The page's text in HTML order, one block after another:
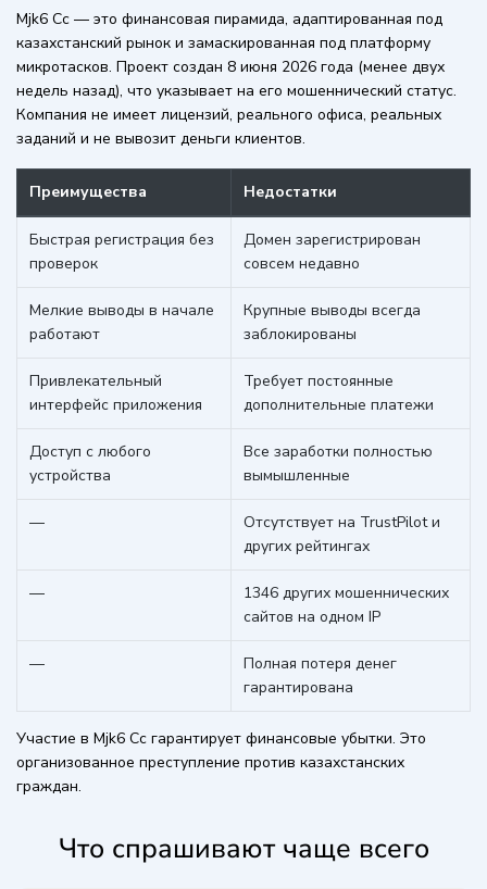
Mjk6 Cc — это финансовая пирамида, адаптированная под
казахстанский рынок и замаскированная под платформу
микротасков. Проект создан 8 июня 2026 года (менее двух
недель назад), что указывает на его мошеннический статус.
Компания не имеет лицензий, реального офиса, реальных
заданий и не вывозит деньги клиентов.
Преимущества Недостатки
Быстрая регистрация без
проверок
Домен зарегистрирован
совсем недавно
Мелкие выводы в начале
работают
Крупные выводы всегда
заблокированы
Привлекательный
интерфейс приложения
Требует постоянные
дополнительные платежи
Доступ с любого
устройства
Все заработки полностью
вымышленные
—
Отсутствует на TrustPilot и
других рейтингах
—
1346 других мошеннических
сайтов на одном IP
—
Полная потеря денег
гарантирована
Участие в Mjk6 Cc гарантирует финансовые убытки. Это
организованное преступление против казахстанских
граждан.
Что спрашивают чаще всего